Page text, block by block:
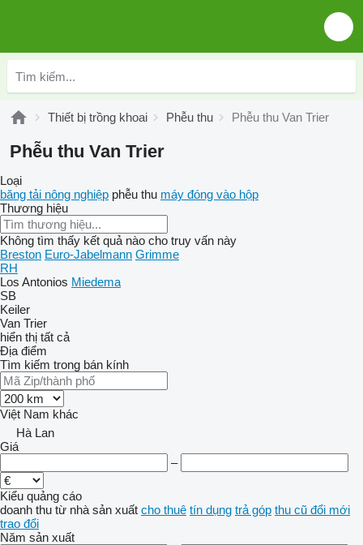
Thiết bị trồng khoai Phễu thu Phễu thu Van Trier
Phễu thu Van Trier
Loại
băng tải nông nghiệp phễu thu máy đóng vào hộp
Thương hiệu
Không tìm thấy kết quả nào cho truy vấn này
Breston Euro-Jabelmann Grimme
RH
Los Antonios Miedema
SB
Keiler
Van Trier
hiển thị tất cả
Địa điểm
Tìm kiếm trong bán kính
Việt Nam khác
Hà Lan
Giá
–
Kiểu quảng cáo
doanh thu từ nhà sản xuất cho thuê tín dụng trả góp thu cũ đổi mới
trao đổi
Năm sản xuất